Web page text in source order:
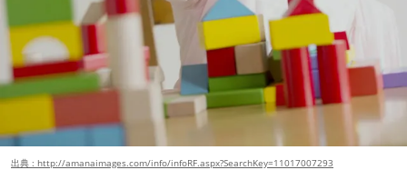
出典 : http://amanaimages.com/info/infoRF.aspx?SearchKey=11017007293